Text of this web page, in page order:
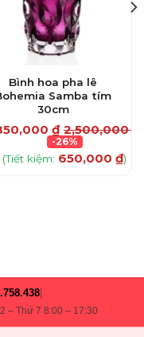
Bình hoa pha lê
Samba tím
30cm
₫ 2,500,000
-26%
(Tiết kiệm: 650,000₫)
– Thứ 7 8:00 – 17:30